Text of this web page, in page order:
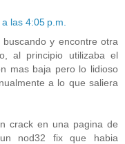
las 4:05 p.m.
y encontre otra
al principio utilizaba el
mas baja pero lo lidioso
a lo que saliera
crack en una pagina de
nod32 fix que habia